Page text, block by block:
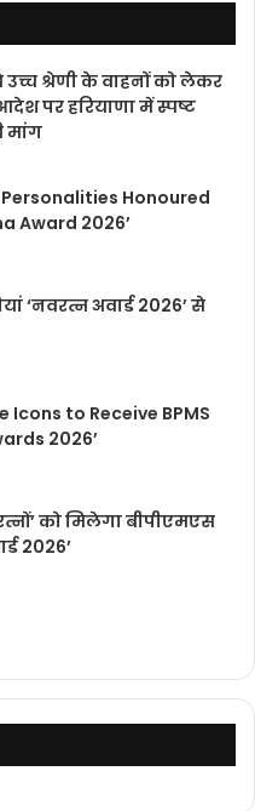
श्रेणी के वाहनों को लेकर
पर हरियाणा में स्पष्ट
मांग
Personalities Honoured
Award 2026’
‘नवरत्न अवार्ड 2026’ से
Icons to Receive BPMS
2026’
को मिलेगा बीपीएमएस
2026’